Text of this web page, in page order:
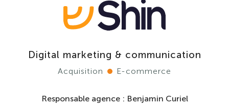
Digital marketing & communication
Acquisition E-commerce
Responsable agence : Benjamin Curiel